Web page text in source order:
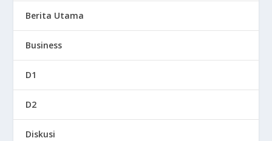
Berita Utama
Business
D1
D2
Diskusi